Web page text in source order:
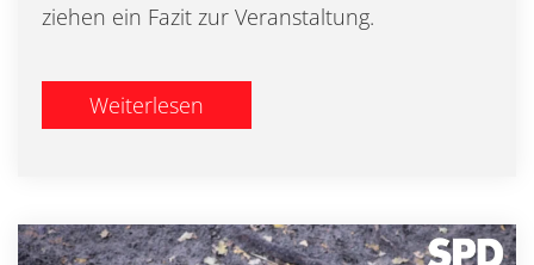
ziehen ein Fazit zur Veranstaltung.
Weiterlesen